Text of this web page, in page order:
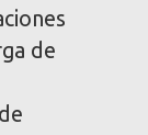
de